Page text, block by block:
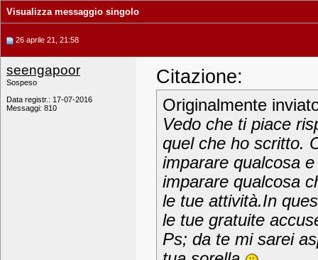
Visualizza messaggio singolo
26 aprile 21, 21:58
seengapoor
Sospeso
Data registr.: 17-07-2016
Messaggi: 810
Citazione:
Originalmente
Vedo che ti piace
quel che ho scritto.
imparare qualcosa
imparare qualcosa
le tue attività.In
le tue gratuite
Ps; da te mi sarei